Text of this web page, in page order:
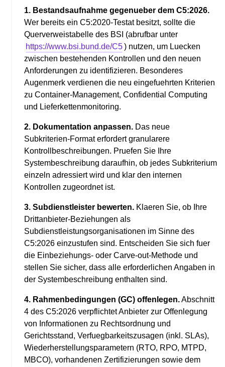
1. Bestandsaufnahme gegenueber dem C5:2026.
Wer bereits ein C5:2020-Testat besitzt, sollte die
Querverweistabelle des BSI (abrufbar unter
https://www.bsi.bund.de/C5) nutzen, um Luecken
zwischen bestehenden Kontrollen und den neuen
Anforderungen zu identifizieren. Besonderes
Augenmerk verdienen die neu eingefuehrten Kriterien
zu Container-Management, Confidential Computing
und Lieferkettenmonitoring.
2. Dokumentation anpassen. Das neue
Subkriterien-Format erfordert granularere
Kontrollbeschreibungen. Pruefen Sie Ihre
Systembeschreibung daraufhin, ob jedes Subkriterium
einzeln adressiert wird und klar den internen
Kontrollen zugeordnet ist.
3. Subdienstleister bewerten. Klaeren Sie, ob Ihre
Drittanbieter-Beziehungen als
Subdienstleistungsorganisationen im Sinne des
C5:2026 einzustufen sind. Entscheiden Sie sich fuer
die Einbeziehungs- oder Carve-out-Methode und
stellen Sie sicher, dass alle erforderlichen Angaben in
der Systembeschreibung enthalten sind.
4. Rahmenbedingungen (GC) offenlegen.Abschnitt
4 des C5:2026 verpflichtet Anbieter zur Offenlegung
von Informationen zu Rechtsordnung und
Gerichtsstand, Verfuegbarkeitszusagen (inkl. SLAs),
Wiederherstellungsparametern (RTO, RPO, MTPD,
MBCO), vorhandenen Zertifizierungen sowie dem